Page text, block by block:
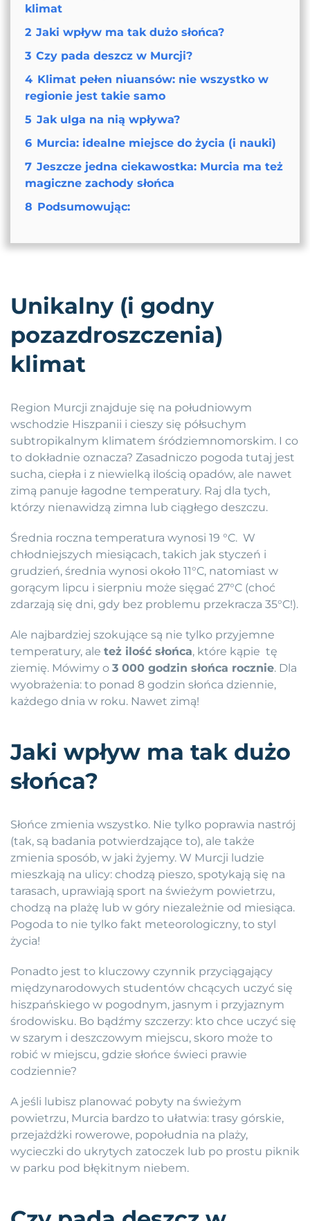
klimat
2 Jaki wpływ ma tak dużo słońca?
3 Czy pada deszcz w Murcji?
4 Klimat pełen niuansów: nie wszystko w
regionie jest takie samo
5 Jak ulga na nią wpływa?
6 Murcia: idealne miejsce do życia (i nauki)
7 Jeszcze jedna ciekawostka: Murcia ma też
magiczne zachody słońca
8 Podsumowując:
Unikalny (i godny
pozazdroszczenia)
klimat
Region Murcji znajduje się na południowym
wschodzie Hiszpanii i cieszy się półsuchym
subtropikalnym klimatem śródziemnomorskim. I co
to dokładnie oznacza? Zasadniczo pogoda tutaj jest
sucha, ciepła i z niewielką ilością opadów, ale nawet
zimą panuje łagodne temperatury. Raj dla tych,
którzy nienawidzą zimna lub ciągłego deszczu.
Średnia roczna temperatura wynosi 19 °C. W
chłodniejszych miesiącach, takich jak styczeń i
grudzień, średnia wynosi około 11°C, natomiast w
gorącym lipcu i sierpniu może sięgać 27°C (choć
zdarzają się dni, gdy bez problemu przekracza 35°C!).
Ale najbardziej szokujące są nie tylko przyjemne
temperatury, ale też ilość słońca, które kąpie tę
ziemię. Mówimy o 3 000 godzin słońca rocznie. Dla
wyobrażenia: to ponad 8 godzin słońca dziennie,
każdego dnia w roku. Nawet zimą!
Jaki wpływ ma tak dużo
słońca?
Słońce zmienia wszystko. Nie tylko poprawia nastrój
(tak, są badania potwierdzające to), ale także
zmienia sposób, w jaki żyjemy. W Murcji ludzie
mieszkają na ulicy: chodzą pieszo, spotykają się na
tarasach, uprawiają sport na świeżym powietrzu,
chodzą na plażę lub w góry niezależnie od miesiąca.
Pogoda to nie tylko fakt meteorologiczny, to styl
życia!
Ponadto jest to kluczowy czynnik przyciągający
międzynarodowych studentów chcących uczyć się
hiszpańskiego w pogodnym, jasnym i przyjaznym
środowisku. Bo bądźmy szczerzy: kto chce uczyć się
w szarym i deszczowym miejscu, skoro może to
robić w miejscu, gdzie słońce świeci prawie
codziennie?
A jeśli lubisz planować pobyty na świeżym
powietrzu, Murcia bardzo to ułatwia: trasy górskie,
przejażdżki rowerowe, popołudnia na plaży,
wycieczki do ukrytych zatoczek lub po prostu piknik
w parku pod błękitnym niebem.